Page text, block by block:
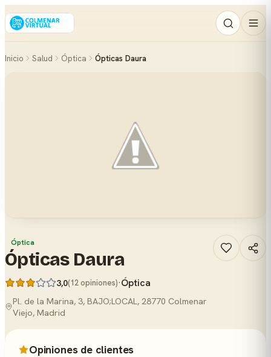
Inicio Salud Óptica Ópticas Daura
Óptica
Ópticas Daura
3,0(12 opiniones)·Óptica
Pl. de la Marina, 3, BAJO;LOCAL, 28770 Colmenar
Viejo, Madrid
Opiniones de clientes